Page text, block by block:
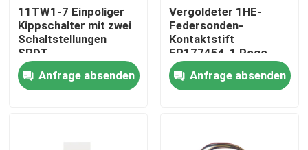
Zu Hause
11TW1-7 Einpoliger
Kippschalter mit zwei
Schaltstellungen
SPDT
Anfrage absenden
Vergoldeter 1HE-
Federsonden-
Kontaktstift
FP177454-1 Pogo-
Pin-Federnadel
Anfrage absenden